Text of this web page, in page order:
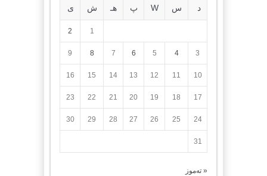
د س W پ هـ ش ی
1
2
3
4
5
6
7
8
9
10
11
12
13
14
15
16
17
18
19
20
21
22
23
24
25
26
27
28
29
30
31
« تەموز